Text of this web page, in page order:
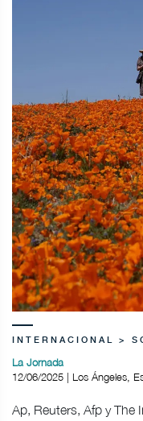
INTERNACIONAL >
La Jornada
12/06/2025 | Los Ángeles,
Ap, Reuters, Afp y The